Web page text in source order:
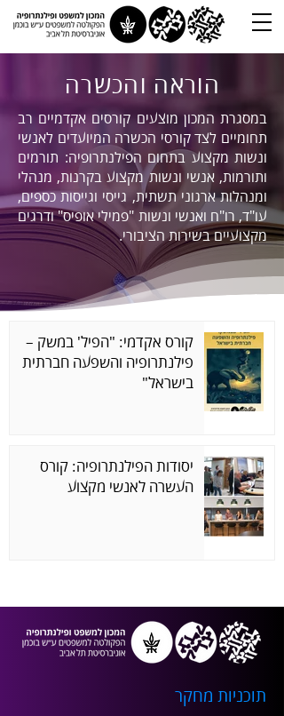
הוראה והכשרה
במסגרת המכון מוצעים קורסים אקדמיים רב
תחומיים לצד קורסי הכשרה המיועדים לאנשי
ונשות מקצוע בתחום הפילנתרופיה: תורמים
ותורמות, אנשי ונשות מקצוע בקרנות, מנהלי
ומנהלות ארגוני תשתית, גייסי וגייסות כספים,
עו"ד, רו"ח ואנשי ונשות "פמילי אופיס" ודרגים
מקצועיים בשירות הציבורי.
קורס אקדמי: "הפיל' במשק –
פילנתרופיה והשפעה חברתית
בישראל"
יסודות הפילנתרופיה: קורס
העשרה לאנשי מקצוע
תוכניות מחקר